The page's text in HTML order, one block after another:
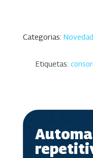
Categorias:
Etiquetas: